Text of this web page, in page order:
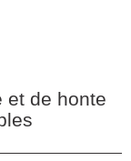
et de honte